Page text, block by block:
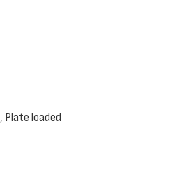
, Plate loaded